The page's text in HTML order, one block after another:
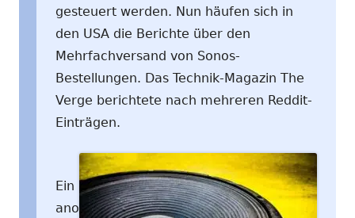
gesteuert werden. Nun häufen sich in
den USA die Berichte über den
Mehrfachversand von Sonos-
Bestellungen. Das Technik-Magazin The
Verge berichtete nach mehreren Reddit-
Einträgen.
Ein
ano